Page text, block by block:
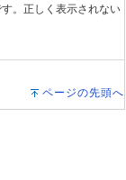
。正しく表示されない
ページの先頭へ